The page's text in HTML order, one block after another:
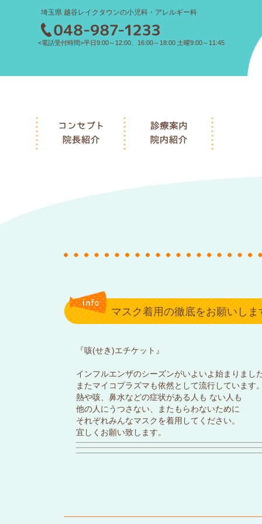
埼玉県 越谷レイクタウンの小児科・アレルギー科
<電話受付時間>平日9:00～12:00、16:00～18:00 土曜9:00～11:45
マスク着用の徹底をお願いしま
『咳(せき)エチケット』
インフルエンザのシーズンがいよいよ始まりまし
またマイコプラズマも依然として流行しています
熱や咳、鼻水などの症状がある人も ない人も
他の人にうつさない、またもらわないために
それぞれみんなマスクを着用してください。
宜しくお願い致します。